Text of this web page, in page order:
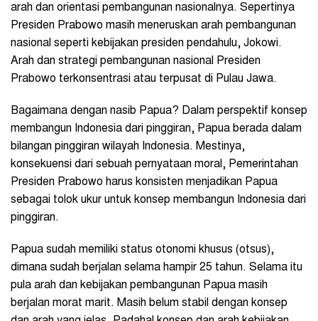
arah dan orientasi pembangunan nasionalnya. Sepertinya
Presiden Prabowo masih meneruskan arah pembangunan
nasional seperti kebijakan presiden pendahulu, Jokowi.
Arah dan strategi pembangunan nasional Presiden
Prabowo terkonsentrasi atau terpusat di Pulau Jawa.
Bagaimana dengan nasib Papua? Dalam perspektif konsep
membangun Indonesia dari pinggiran, Papua berada dalam
bilangan pinggiran wilayah Indonesia. Mestinya,
konsekuensi dari sebuah pernyataan moral, Pemerintahan
Presiden Prabowo harus konsisten menjadikan Papua
sebagai tolok ukur untuk konsep membangun Indonesia dari
pinggiran.
Papua sudah memiliki status otonomi khusus (otsus),
dimana sudah berjalan selama hampir 25 tahun. Selama itu
pula arah dan kebijakan pembangunan Papua masih
berjalan morat marit. Masih belum stabil dengan konsep